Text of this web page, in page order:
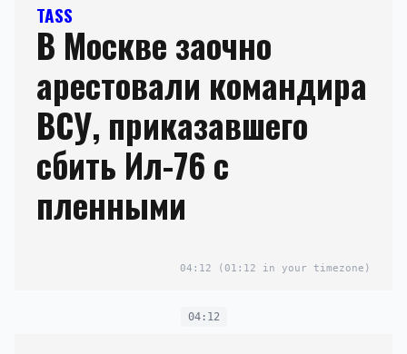
TASS
В Москве заочно
арестовали командира
ВСУ, приказавшего
сбить Ил-76 с
пленными
04:12 (01:12 in your timezone)
04:12